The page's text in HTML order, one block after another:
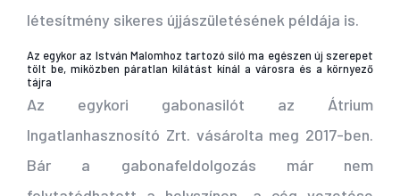
létesítmény sikeres újjászületésének példája is.
Az egykor az István Malomhoz tartozó siló ma egészen új szerepet
tölt be, miközben páratlan kilátást kínál a városra és a környező
tájra
Az egykori gabonasilót az Átrium
Ingatlanhasznosító Zrt. vásárolta meg 2017-ben.
Bár a gabonafeldolgozás már nem